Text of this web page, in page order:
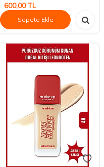
600,00TL
Sepete Ekle